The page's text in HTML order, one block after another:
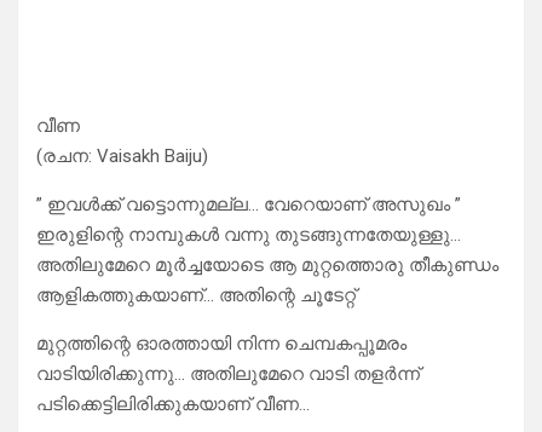
വീണ
(രചന: Vaisakh Baiju)
” ഇവൾക്ക് വട്ടൊന്നുമല്ല… വേറെയാണ് അസുഖം ”
ഇരുളിന്റെ നാമ്പുകൾ വന്നു തുടങ്ങുന്നതേയുള്ളു…
അതിലുമേറെ മൂർച്ചയോടെ ആ മുറ്റത്തൊരു തീകുണ്ഡം
ആളികത്തുകയാണ്… അതിന്റെ ചൂടേറ്റ്
മുറ്റത്തിന്റെ ഓരത്തായി നിന്ന ചെമ്പകപ്പൂമരം
വാടിയിരിക്കുന്നു… അതിലുമേറെ വാടി തളർന്ന്
പടിക്കെട്ടിലിരിക്കുകയാണ് വീണ…